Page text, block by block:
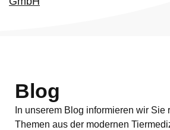
Blog
In unserem Blog informieren wir Sie
Themen aus der modernen